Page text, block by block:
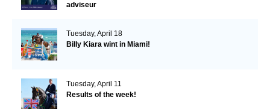
adviseur
Tuesday, April 18
Billy Kiara wint in Miami!
Tuesday, April 11
Results of the week!